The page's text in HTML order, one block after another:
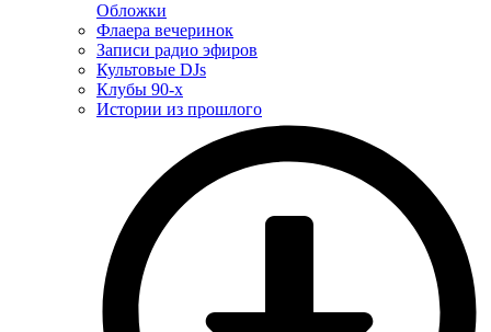
Обложки
Флаера вечеринок
Записи радио эфиров
Культовые DJs
Клубы 90-х
Истории из прошлого